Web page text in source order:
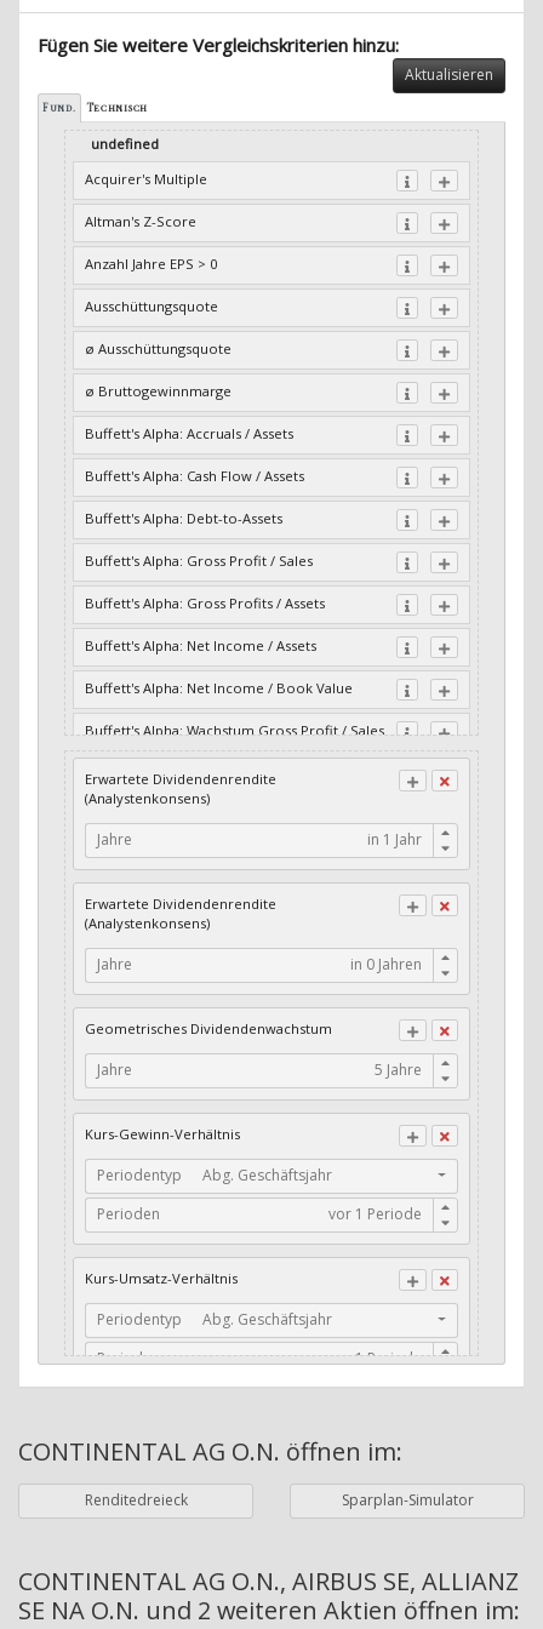
Fügen Sie weitere Vergleichskriterien hinzu:
Aktualisieren
Fund. Technisch
undefined
Acquirer's Multiple
Altman's Z-Score
Anzahl Jahre EPS > 0
Ausschüttungsquote
ø Ausschüttungsquote
ø Bruttogewinnmarge
Buffett's Alpha: Accruals / Assets
Buffett's Alpha: Cash Flow / Assets
Buffett's Alpha: Debt-to-Assets
Buffett's Alpha: Gross Profit / Sales
Buffett's Alpha: Gross Profits / Assets
Buffett's Alpha: Net Income / Assets
Buffett's Alpha: Net Income / Book Value
Buffett's Alpha: Wachstum Gross Profit / Sales
Buffett's Alpha: Wachstum Residual Cash Flow
/ Assets
Buffett's Alpha: Wachstum Residual Gross
Profits / Assets
Income / Assets
Buffett's Alpha: Wachstum Residual Net
Income / Book Value
Cash-Quote
CFO / Interest Expense
Current Ratio
Long-Term Debt to Working Capital
Dividenden-Check
Stabiles Dividenden-Wachstum
Stabiles Dividenden-Wachstum (TTM)
Stabiles Absolutes Dividenden-Wachstum
Dividendenrendite (angekündigt)
Adj. Dividendenrendite (Market Cap)
Erwartete Dividendenrendite
(Analystenkonsens)
Jahre
Erwartete Dividendenrendite
(Analystenkonsens)
Jahre
Geometrisches Dividendenwachstum
Jahre
Kurs-Gewinn-Verhältnis
Periodentyp
Abg. Geschäftsjahr
Perioden
Kurs-Umsatz-Verhältnis
Periodentyp
Abg. Geschäftsjahr
Perioden
Währung Bilanzierungswährung
Periodentyp
Jahre
Perioden
CONTINENTAL AG O.N. öffnen im:
Renditedreieck Sparplan-Simulator
CONTINENTAL AG O.N., AIRBUS SE, ALLIANZ
SE NA O.N. und 2 weiteren Aktien öffnen im: